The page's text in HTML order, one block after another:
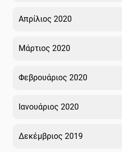
Απρίλιος 2020
Μάρτιος 2020
Φεβρουάριος 2020
Ιανουάριος 2020
Δεκέμβριος 2019